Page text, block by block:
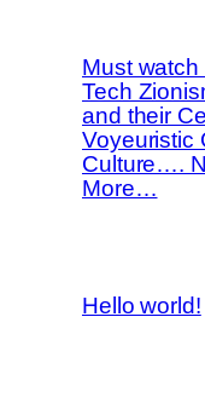
Must watch
Tech
and their
Voyeuristic
Culture….
More…
Hello world!